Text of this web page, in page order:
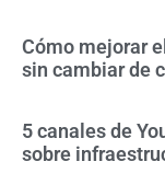
Cómo mejorar
sin cambiar de
5 canales de
sobre